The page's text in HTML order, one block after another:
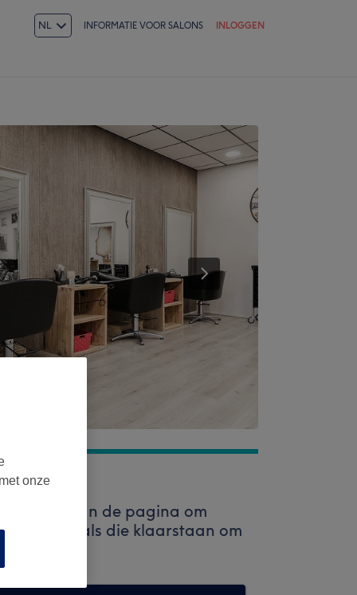
NL INFORMATIE VOOR SALONS INLOGGEN
bovenaan de pagina om
die klaarstaan om
onze